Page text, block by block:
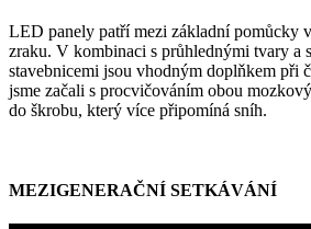
LED panely patří mezi základní pomůcky
zraku. V kombinaci s průhlednými tvary a
stavebnicemi jsou vhodným doplňkem při
jsme začali s procvičováním obou
do škrobu, který více připomíná sníh.
MEZIGENERAČNÍ SETKÁVÁNÍ